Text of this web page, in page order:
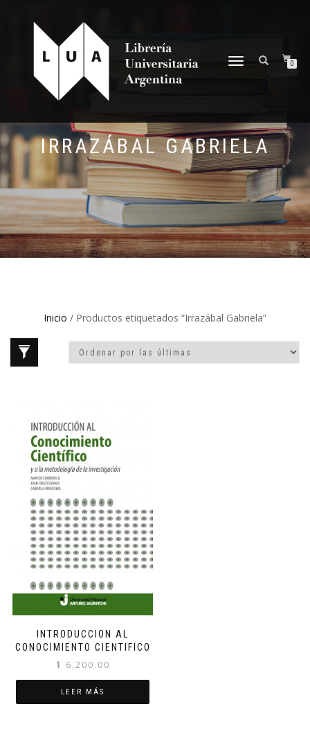
NAVEGACIÓN
0
IRRAZÁBAL GABRIELA
Inicio / Productos etiquetados “Irrazábal Gabriela”
INTRODUCCION AL
CONOCIMIENTO CIENTIFICO
$ 6,200.00
LEER MÁS